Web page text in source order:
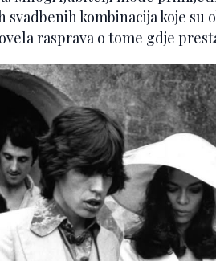
svadbenih kombinacija koje su
rasprava o tome gdje